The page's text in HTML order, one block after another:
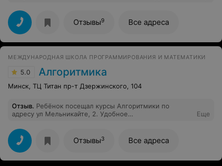
хорошая группа 7 чел., занятия по разным предметам,
что не даёт заскучать. Оплата понятна и прозрачна. В
абонемент входит 4 занятия, и если в месяце 5 занятий
ни разу не доплачивали. Да есть каникулы, которые
образуются за счёт этих 5 х занятий. Все честно.
Отзывы9 Все адреса
МЕЖДУНАРОДНАЯ ШКОЛА ПРОГРАММИРОВАНИЯ И МАТЕМАТИКИ
5.0 Алгоритмика
Минск, ТЦ Титан пр-т Дзержинского, 104
Отзыв. Ребёнок посещал курсы Алгоритмики по
адресу ул Мельникайте, 2. Удобное
интересно проходили занятия. У нас был лучший
преподаватель Алексей . Уроки проходили весело,
продуктивно и интересно. Ребёнок всегда ждал
следующего занятия. Надеемся ещё попасть на курс к
этому педагогу. Рекомендуем от души
Еще
Отзывы3 Все адреса